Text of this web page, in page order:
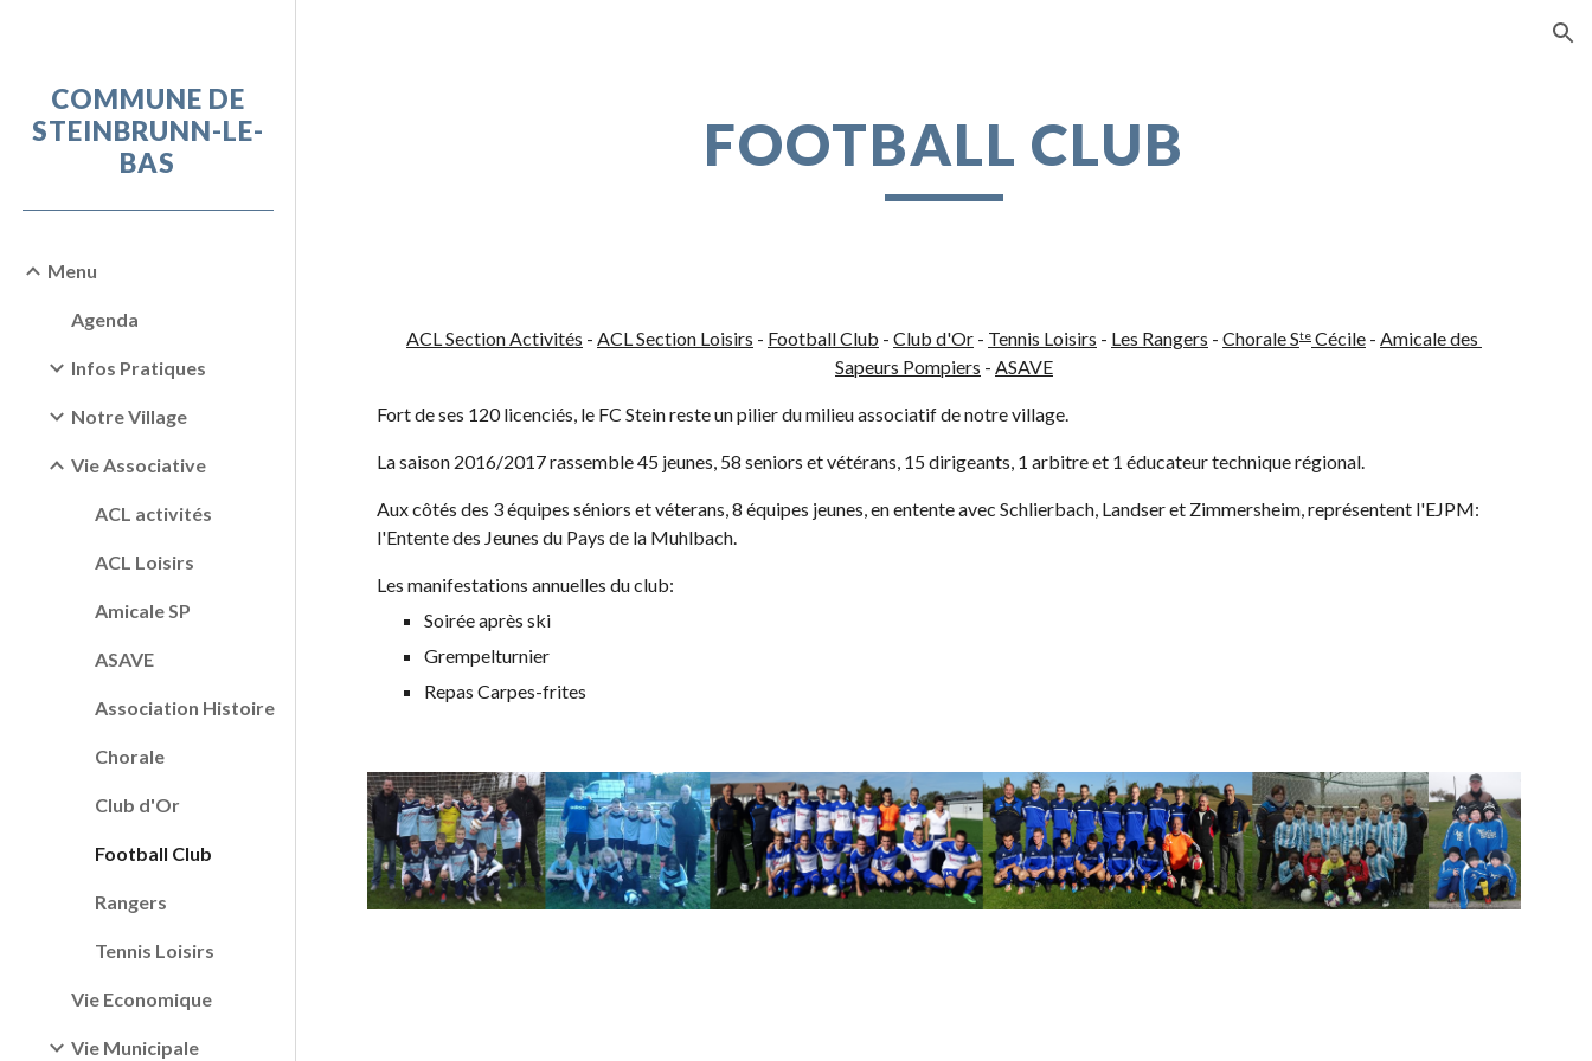
COMMUNE DE
STEINBRUNN-LE-
BAS
Menu
Agenda
Infos Pratiques
Notre Village
Vie Associative
ACL activités
ACL Loisirs
Amicale SP
ASAVE
Association Histoire
Chorale
Club d'Or
Football Club
Rangers
Tennis Loisirs
Vie Economique
Vie Municipale
FOOTBALL CLUB
ACL Section Activités - ACL Section Loisirs - Football Club - Club d'Or - Tennis Loisirs - Les Rangers - Chorale Ste Cécile - Amicale des
Sapeurs Pompiers - ASAVE
Fort de ses 120 licenciés, le FC Stein reste un pilier du milieu associatif de notre village.
La saison 2016/2017 rassemble 45 jeunes, 58 seniors et vétérans, 15 dirigeants, 1 arbitre et 1 éducateur technique régional.
Aux côtés des 3 équipes séniors et véterans, 8 équipes jeunes, en entente avec Schlierbach, Landser et Zimmersheim, représentent l'EJPM:
l'Entente des Jeunes du Pays de la Muhlbach.
Les manifestations annuelles du club:
Soirée après ski
Grempelturnier
Repas Carpes-frites